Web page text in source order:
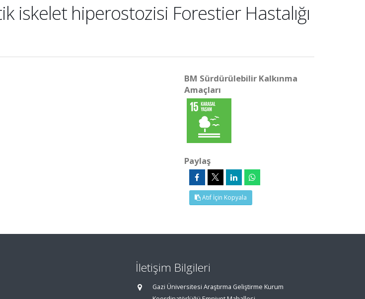
iskelet hiperostozisi Forestier Hastalığı
BM Sürdürülebilir Kalkınma
Amaçları
Paylaş
Atıf İçin Kopyala
İletişim Bilgileri
Gazi Üniversitesi Araştırma Geliştirme Kurum